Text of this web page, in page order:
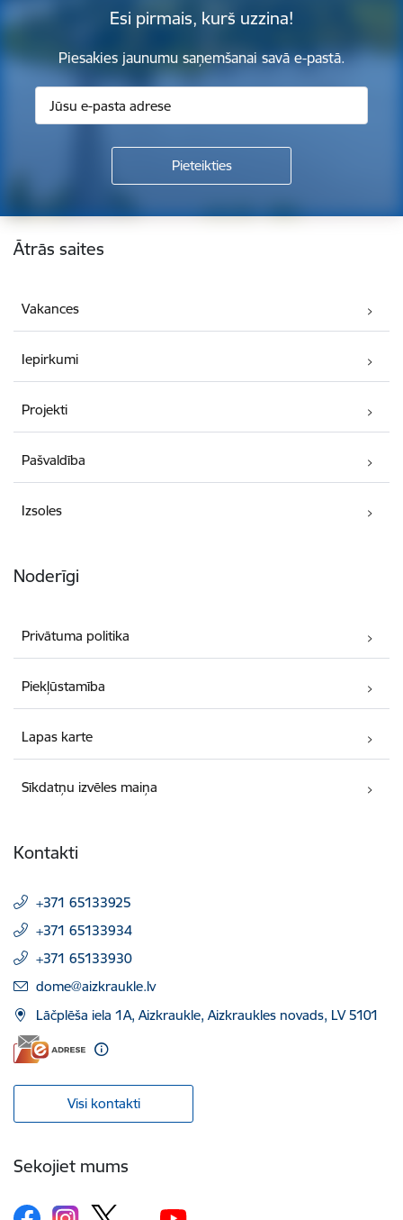
Esi pirmais, kurš uzzina!
Piesakies jaunumu saņemšanai savā e-pastā.
Kājene
Ātrās saites
Vakances
Iepirkumi
Projekti
Pašvaldība
Izsoles
Noderīgi
Privātuma politika
Piekļūstamība
Lapas karte
Sīkdatņu izvēles maiņa
Kontakti
+371 65133925
+371 65133934
+371 65133930
E-pasts:
dome@aizkraukle.lv
Lāčplēša iela 1A, Aizkraukle, Aizkraukles novads, LV 5101
Visi kontakti
Sekojiet mums